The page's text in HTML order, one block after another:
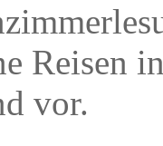
Reisen
vor.